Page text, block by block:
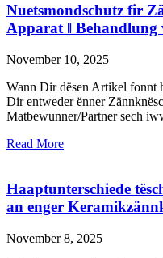
Nuetsmondschutz fir
Apparat ǁ
November 10, 2025
Wann Dir dësen Artikel fonnt
Dir entweder ënner
Matbewunner/Partner sech
Read More
Haaptunterschiede
an enger
November 8, 2025